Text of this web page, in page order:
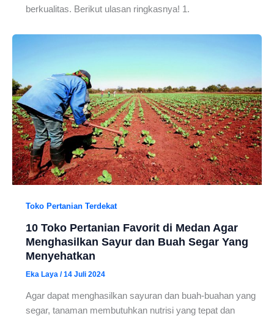
berkualitas. Berikut ulasan ringkasnya! 1.
Toko Pertanian Terdekat
10 Toko Pertanian Favorit di Medan Agar
Menghasilkan Sayur dan Buah Segar Yang
Menyehatkan
Eka Laya /14 Juli 2024
Agar dapat menghasilkan sayuran dan buah-buahan yang
segar, tanaman membutuhkan nutrisi yang tepat dan